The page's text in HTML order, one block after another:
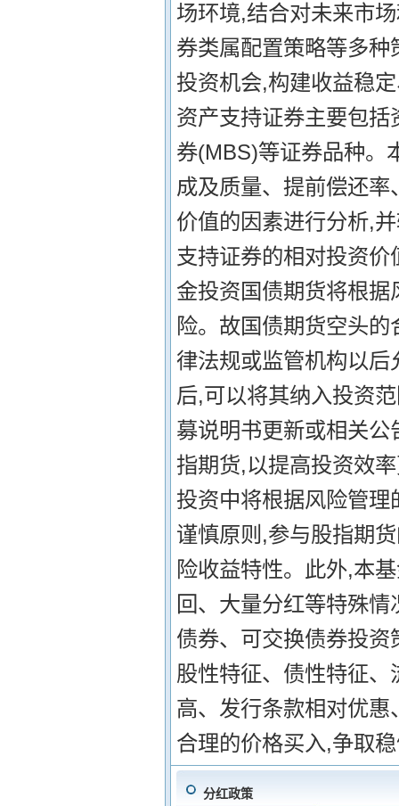
场环境,结合对未来市
券类属配置策略等多
投资机会,构建收益稳
资产支持证券主要包
券(MBS)等证券品种。
成及质量、提前偿还
价值的因素进行分析,
支持证券的相对投资
金投资国债期货将根
险。故国债期货空头
律法规或监管机构以
后,可以将其纳入投资
募说明书更新或相关
指期货,以提高投资效
投资中将根据风险管
谨慎原则,参与股指期
险收益特性。此外,本
回、大量分红等特殊
债券、可交换债券投
股性特征、债性特征
高、发行条款相对优
合理的价格买入,争取
分红政策